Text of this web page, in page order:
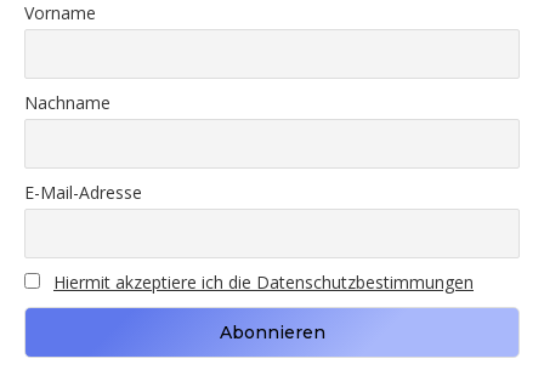
Vorname
Nachname
E-Mail-Adresse
Hiermit akzeptiere ich die Datenschutzbestimmungen